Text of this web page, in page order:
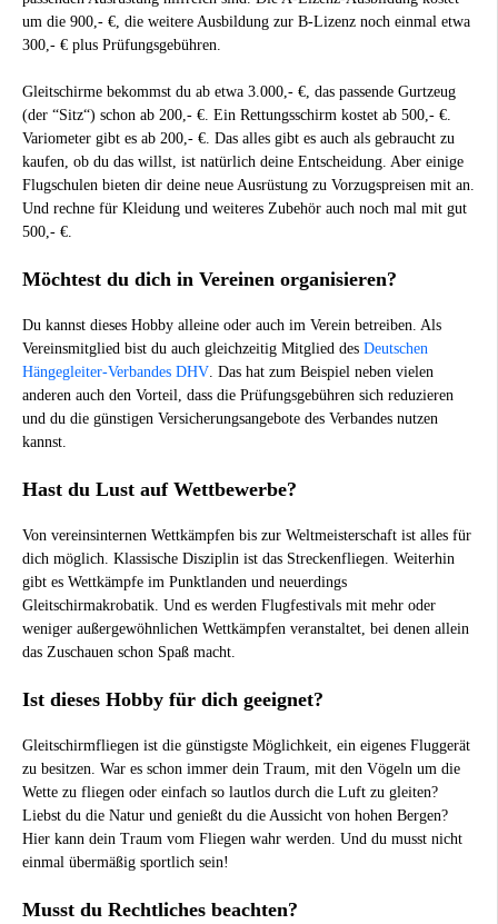
um die 900,- €, die weitere Ausbildung zur B-Lizenz noch einmal etwa
300,- € plus Prüfungsgebühren.
Gleitschirme bekommst du ab etwa 3.000,- €, das passende Gurtzeug
(der “Sitz“) schon ab 200,- €. Ein Rettungsschirm kostet ab 500,- €.
Variometer gibt es ab 200,- €. Das alles gibt es auch als gebraucht zu
kaufen, ob du das willst, ist natürlich deine Entscheidung. Aber einige
Flugschulen bieten dir deine neue Ausrüstung zu Vorzugspreisen mit an.
Und rechne für Kleidung und weiteres Zubehör auch noch mal mit gut
500,- €.
Möchtest du dich in Vereinen organisieren?
Du kannst dieses Hobby alleine oder auch im Verein betreiben. Als
Vereinsmitglied bist du auch gleichzeitig Mitglied des Deutschen
Hängegleiter-Verbandes DHV . Das hat zum Beispiel neben vielen
anderen auch den Vorteil, dass die Prüfungsgebühren sich reduzieren
und du die günstigen Versicherungsangebote des Verbandes nutzen
kannst.
Hast du Lust auf Wettbewerbe?
Von vereinsinternen Wettkämpfen bis zur Weltmeisterschaft ist alles für
dich möglich. Klassische Disziplin ist das Streckenfliegen. Weiterhin
gibt es Wettkämpfe im Punktlanden und neuerdings
Gleitschirmakrobatik. Und es werden Flugfestivals mit mehr oder
weniger außergewöhnlichen Wettkämpfen veranstaltet, bei denen allein
das Zuschauen schon Spaß macht.
Ist dieses Hobby für dich geeignet?
Gleitschirmfliegen ist die günstigste Möglichkeit, ein eigenes Fluggerät
zu besitzen. War es schon immer dein Traum, mit den Vögeln um die
Wette zu fliegen oder einfach so lautlos durch die Luft zu gleiten?
Liebst du die Natur und genießt du die Aussicht von hohen Bergen?
Hier kann dein Traum vom Fliegen wahr werden. Und du musst nicht
einmal übermäßig sportlich sein!
Musst du Rechtliches beachten?